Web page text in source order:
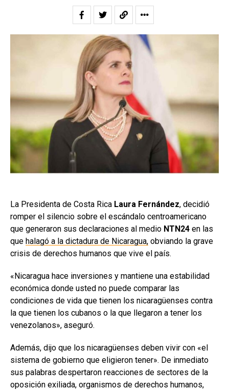
La Presidenta de Costa Rica Laura Fernández, decidió
romper el silencio sobre el escándalo centroamericano
que generaron sus declaraciones al medio NTN24 en las
que halagó a la dictadura de Nicaragua, obviando la grave
crisis de derechos humanos que vive el país.
«Nicaragua hace inversiones y mantiene una estabilidad
económica donde usted no puede comparar las
condiciones de vida que tienen los nicaragüenses contra
la que tienen los cubanos o la que llegaron a tener los
venezolanos», aseguró.
Además, dijo que los nicaragüenses deben vivir con «el
sistema de gobierno que eligieron tener». De inmediato
sus palabras despertaron reacciones de sectores de la
oposición exiliada, organismos de derechos humanos,